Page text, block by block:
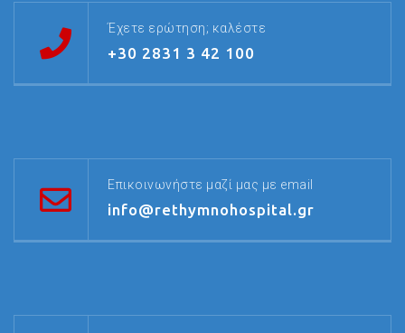
Έχετε ερώτηση; καλέστε
+30 2831 3 42 100
Επικοινωνήστε μαζί μας με email
info@rethymnohospital.gr